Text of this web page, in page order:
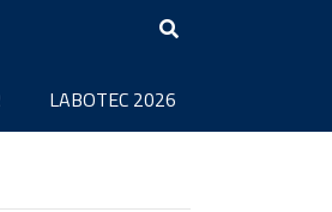
LABOTEC 2026